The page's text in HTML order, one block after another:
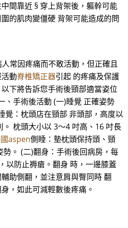
間靠近 § 穿上背架後，軀幹可能
的肌肉變僵硬 背架可能造成的問
常因疼痛而不敢活動，但正確且
動脊椎矯正器引起 的疼痛及保護
下將告訴您手術後頸部適當姿位
、手術後活動 (一)睡覺 正確姿勢
覺：枕頭店在頸部 非頭部，高度以
枕頭大小以 3～4 吋高、16 吋長
aspen側睡：墊枕頭保持頭、頸
。 (二)翻身：手術後回病房，每
以防止褥瘡。翻身 時，一邊膝蓋
助側翻，並注意肩與臀同時 翻
，如此可減輕數後疼痛。